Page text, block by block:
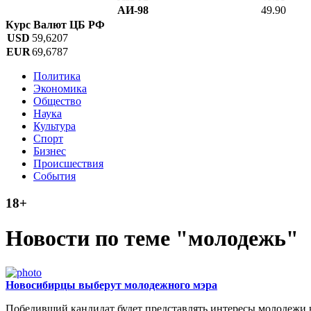
АИ-98
49.90
Курс Валют ЦБ РФ
USD 59,6207
EUR69,6787
Политика
Экономика
Общество
Наука
Культура
Спорт
Бизнес
Происшествия
События
18+
Новости по теме "молодежь"
Новосибирцы выберут молодежного мэра
Победивший кандидат будет представлять интересы